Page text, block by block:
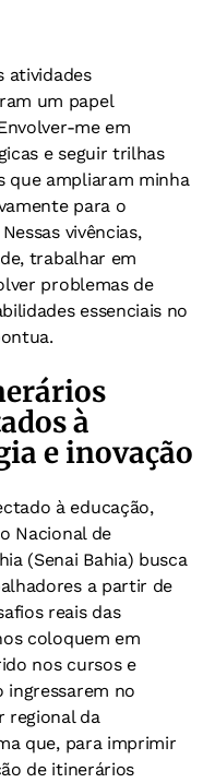
atividades
um papel
me em
e seguir trilhas
que ampliaram minha
para o
vivências,
trabalhar em
problemas de
essenciais no
à
e inovação
à educação,
Nacional de
(Senai Bahia) busca
a partir de
reais das
coloquem em
nos cursos e
ingressarem no
regional da
que, para imprimir
de itinerários